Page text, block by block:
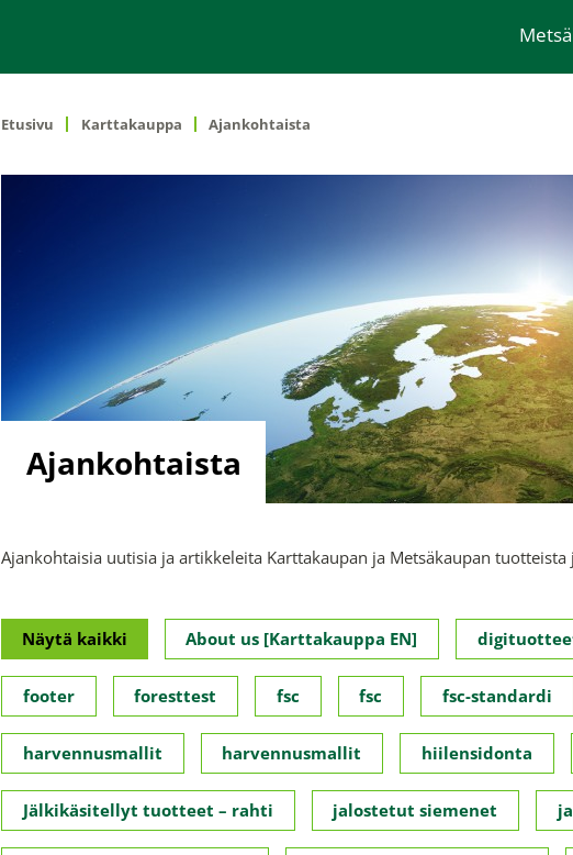
Etusivu Karttakauppa Ajankohtaista
Ajankohtaista
Ajankohtaisia uutisia ja artikkeleita Karttakaupan ja Metsäkaupan tuotteista
Näytä kaikki About us [Karttakauppa EN]
footer foresttest fsc fsc fsc-standardi
harvennusmallit harvennusmallit hiilensidonta
Jälkikäsitellyt tuotteet – rahti jalostetut siemenet